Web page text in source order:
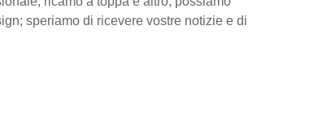
speriamo di ricevere vostre notizie e di